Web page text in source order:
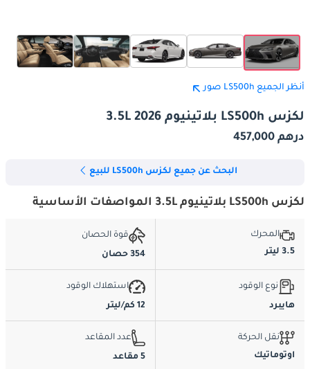
أنظر الجميع LS500h صور
لكزس LS500h بلاتينيوم 3.5L 2026
درهم 457,000
البحث عن جميع لكزس LS500h للبيع
لكزس LS500h بلاتينيوم 3.5L المواصفات الأساسية
المحرك
3.5 ليتر
قوة الحصان
354 حصان
نوع الوقود
هايبرد
استهلاك الوقود
12 كم/ليتر
نقل الحركة
اوتوماتيك
عدد المقاعد
5 مقاعد